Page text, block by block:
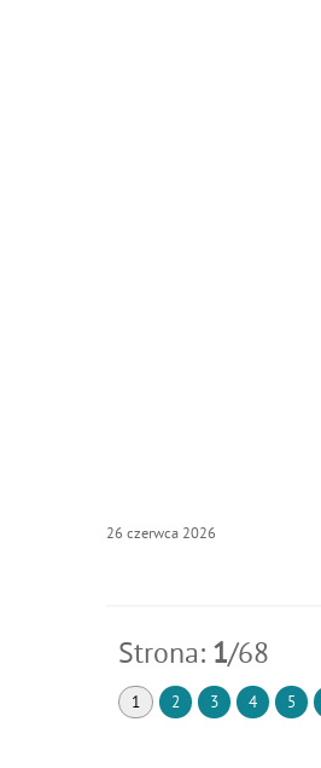
26 czerwca 2026
Strona: 1/68
1 2 3 4 5